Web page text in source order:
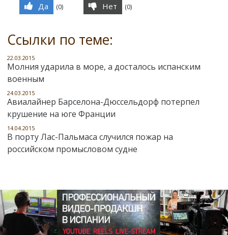
Да (0) Нет (0)
Ссылки по теме:
22.03.2015
Молния ударила в море, а досталось испанским
военным
24.03.2015
Авиалайнер Барселона-Дюссельдорф потерпел
крушение на юге Франции
14.04.2015
В порту Лас-Пальмаса случился пожар на
российском промысловом судне